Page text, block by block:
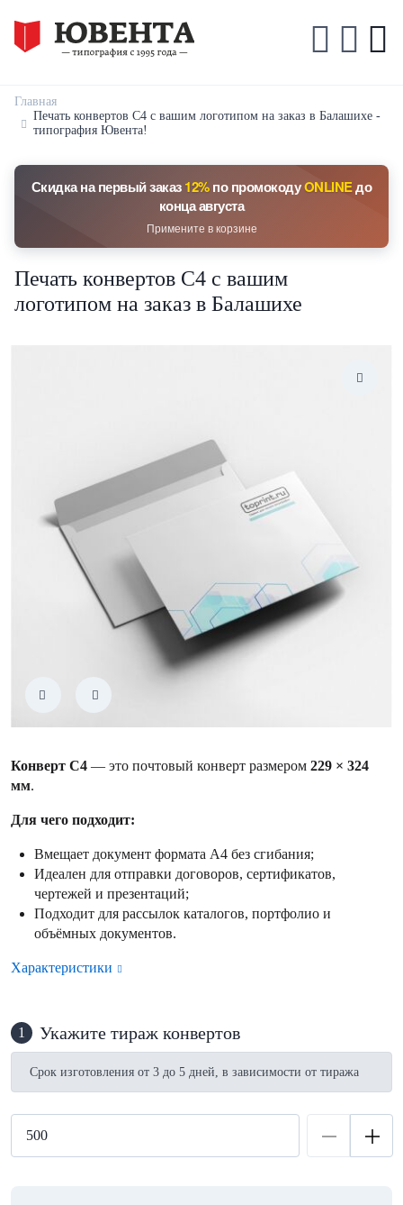
Главная
Печать конвертов С4 с вашим логотипом на заказ в Балашихе -
типография Ювента!
Скидка на первый заказ12%по промокодуONLINEдо
конца августа
Примените в корзине
Печать конвертов С4 с вашим
логотипом на заказ в Балашихе
Конверт С4 — это почтовый конверт размером 229 × 324
мм.
Для чего подходит:
Вмещает документ формата А4 без сгибания;
Идеален для отправки договоров, сертификатов,
чертежей и презентаций;
Подходит для рассылок каталогов, портфолио и
объёмных документов.
Характеристики
1 Укажите тираж конвертов
Срок изготовления от 3 до 5 дней, в зависимости от тиража